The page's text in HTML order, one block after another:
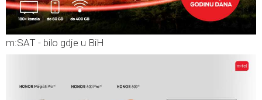
m:SAT - bilo gdje u BiH